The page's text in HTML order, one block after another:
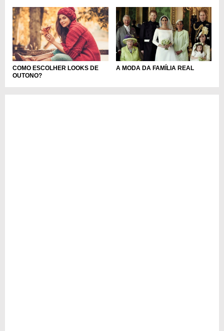
COMO ESCOLHER LOOKS DE
OUTONO?
A MODA DA FAMÍLIA REAL